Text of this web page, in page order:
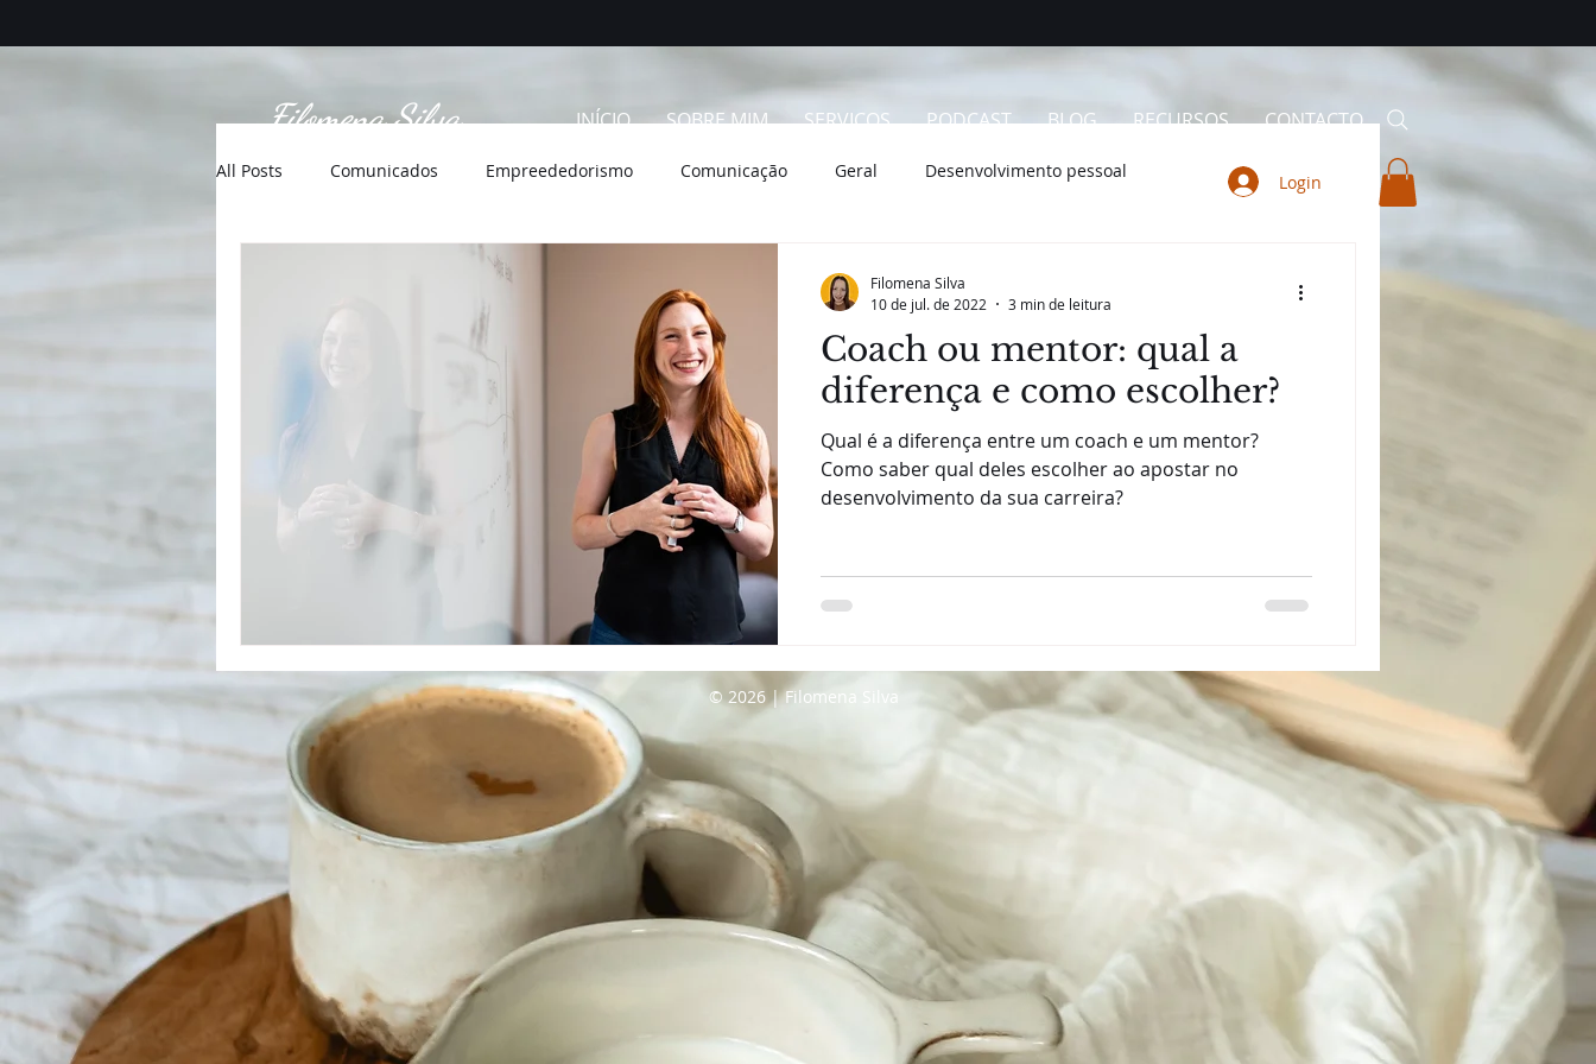
Filomena Silva INÍCIO SOBRE MIM SERVIÇOS PODCAST BLOG RECURSOS CONTACTO
Login
All Posts Comunicados Empreededorismo Comunicação Geral Desenvolvimento pessoal
Coach ou mentor: qual a
diferença e como escolher?
Qual é a diferença entre um coach e um mentor?
Como saber qual deles escolher ao apostar no
desenvolvimento da sua carreira?
Filomena Silva
10 de jul. de 2022
3 min de leitura
© 2026 | Filomena Silva